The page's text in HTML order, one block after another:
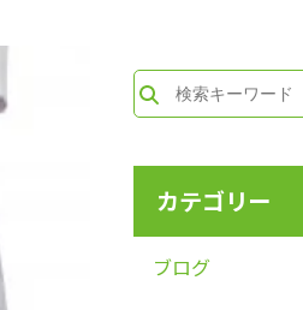
カテゴリー
ブログ